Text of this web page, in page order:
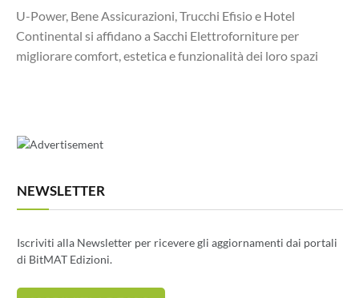
U-Power, Bene Assicurazioni, Trucchi Efisio e Hotel
Continental si affidano a Sacchi Elettroforniture per
migliorare comfort, estetica e funzionalità dei loro spazi
NEWSLETTER
Iscriviti alla Newsletter per ricevere gli aggiornamenti dai portali
di BitMAT Edizioni.